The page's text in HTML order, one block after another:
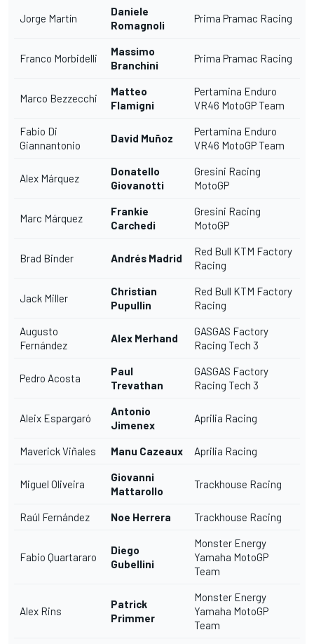
Jorge Martín
Daniele
Romagnoli
Prima Pramac Racing
Franco Morbidelli
Massimo
Branchini
Prima Pramac Racing
Marco Bezzecchi
Matteo
Flamigni
Pertamina Enduro
VR46 MotoGP Team
Fabio Di
Giannantonio
David Muñoz
Pertamina Enduro
VR46 MotoGP Team
Alex Márquez
Donatello
Giovanotti
Gresini Racing
MotoGP
Marc Márquez
Frankie
Carchedi
Gresini Racing
MotoGP
Brad Binder Andrés Madrid
Red Bull KTM Factory
Racing
Jack Miller
Christian
Pupullin
Red Bull KTM Factory
Racing
Augusto
Fernández
Alex Merhand
GASGAS Factory
Racing Tech 3
Pedro Acosta
Paul
Trevathan
GASGAS Factory
Racing Tech 3
Aleix Espargaró
Antonio
Jimenex
Aprilia Racing
Maverick Viñales Manu Cazeaux Aprilia Racing
Miguel Oliveira
Giovanni
Mattarollo
Trackhouse Racing
Raúl Fernández Noe Herrera Trackhouse Racing
Fabio Quartararo
Diego
Gubellini
Monster Energy
Yamaha MotoGP
Team
Alex Rins
Patrick
Primmer
Monster Energy
Yamaha MotoGP
Team